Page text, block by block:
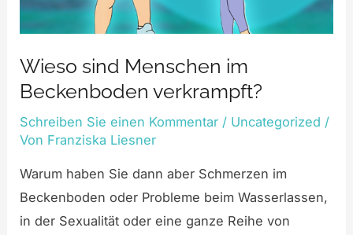
Wieso sind Menschen im
Beckenboden verkrampft?
Schreiben Sie einen Kommentar / Uncategorized /
Von Franziska Liesner
Warum haben Sie dann aber Schmerzen im
Beckenboden oder Probleme beim Wasserlassen,
in der Sexualität oder eine ganze Reihe von